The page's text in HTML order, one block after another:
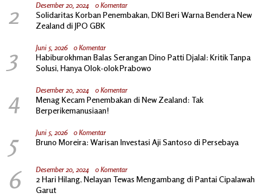
2 Desember 20, 2024 0 Komentar
Solidaritas Korban Penembakan, DKI Beri Warna Bendera New
Zealand di JPO GBK
3 Juni 5, 2026 0 Komentar
Habiburokhman Balas Serangan Dino Patti Djalal: Kritik Tanpa
Solusi, Hanya Olok-olok Prabowo
4 Desember 20, 2024 0 Komentar
Menag Kecam Penembakan di New Zealand: Tak
Berperikemanusiaan!
5 Juni 5, 2026 0 Komentar
Bruno Moreira: Warisan Investasi Aji Santoso di Persebaya
6 Desember 20, 2024 0 Komentar
2 Hari Hilang, Nelayan Tewas Mengambang di Pantai Cipalawah
Garut